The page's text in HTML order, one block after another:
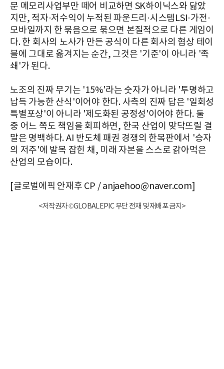
문 메모리사업부만 떼어 비교하면 SK하이닉스와 닮았
지만, 적자·저수익이 누적된 파운드리·시스템LSI·가전·
모바일까지 한 묶음으로 묶으면 본질적으로 다른 게임이
다. 한 회사의 노사가 만든 공식이 다른 회사의 협상 테이
블에 그대로 옮겨지는 순간, 그것은 '기준'이 아니라 '족
쇄'가 된다.
노조의 진짜 무기는 '15%'라는 숫자가 아니라 '투명하고
납득 가능한 산식'이어야 한다. 사측의 진짜 답은 '일회성
특별포상'이 아니라 '제도화된 공정성'이어야 한다. 둘
중 어느 쪽도 책임을 회피하면, 한국 산업이 맞닥뜨릴 결
말은 명백하다. AI 반도체 패권 경쟁의 한복판에서 '승자
의 저주'에 발목 잡힌 채, 미래 자본을 스스로 갉아먹은
산업의 모습이다.
[글로벌에픽 안재후 CP / anjaehoo@naver.com]
<저작권자 ©GLOBALEPIC 무단 전재 및 재배포 금지>